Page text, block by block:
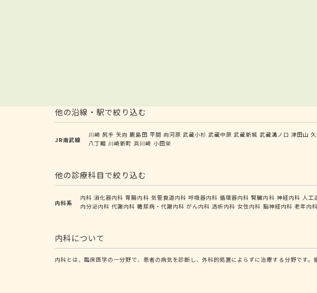
他の沿線・駅で絞り込む
JR南武線
川崎 尻手 矢向 鹿島田 平間 向河原 武蔵小杉 武蔵中原 武蔵新城 武蔵溝ノ口 津田山
八丁畷 川崎新町 浜川崎 小田栄
他の診療科目で絞り込む
内科系
内科 消化器内科 胃腸内科 気管食道内科 呼吸器内科 循環器内科 腎臓内科 神経内科 人工
内分泌内科 代謝内科 糖尿病・代謝内科 がん内科 透析内科 女性内科 脳神経内科 老年内科
内科について
内科とは、臨床医学の一分野で、患者の病気を診断し、外科的処置によらずに治療する分野です。